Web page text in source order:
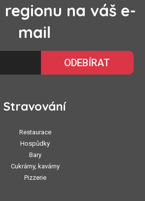
na váš e-
mail
ODEBÍRAT
Stravování
Restaurace
Hospůdky
Bary
Cukrárny, kavárny
Pizzerie